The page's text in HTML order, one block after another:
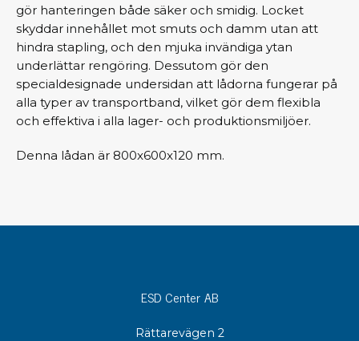
gör hanteringen både säker och smidig. Locket
skyddar innehållet mot smuts och damm utan att
hindra stapling, och den mjuka invändiga ytan
underlättar rengöring. Dessutom gör den
specialdesignade undersidan att lådorna fungerar på
alla typer av transportband, vilket gör dem flexibla
och effektiva i alla lager- och produktionsmiljöer.
Denna lådan är 800x600x120 mm.
ESD Center AB
Rättarevägen 2